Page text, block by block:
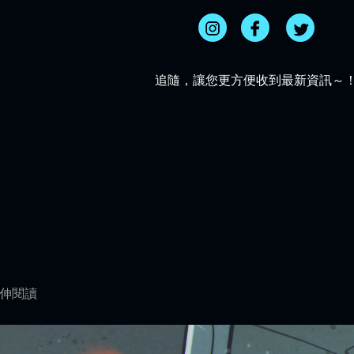
追隨，讓您更方便收到最新資訊～
閱讀